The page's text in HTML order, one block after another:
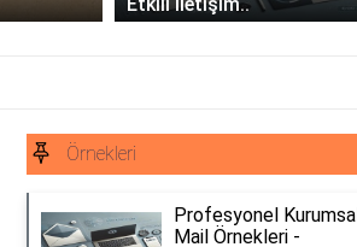
Örnekleri
Profesyonel Kurumsal
Mail Örnekleri -